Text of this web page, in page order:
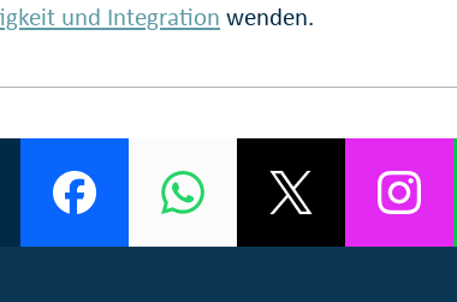
und Integration wenden.